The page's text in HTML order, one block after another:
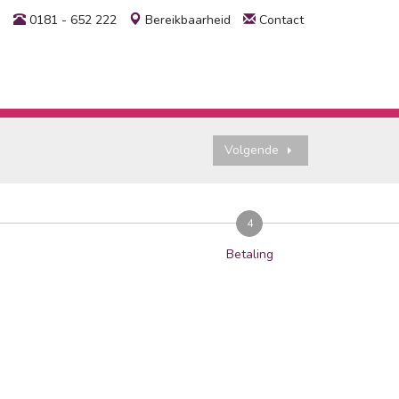
0181 - 652 222 Bereikbaarheid Contact
Volgende
4
Betaling